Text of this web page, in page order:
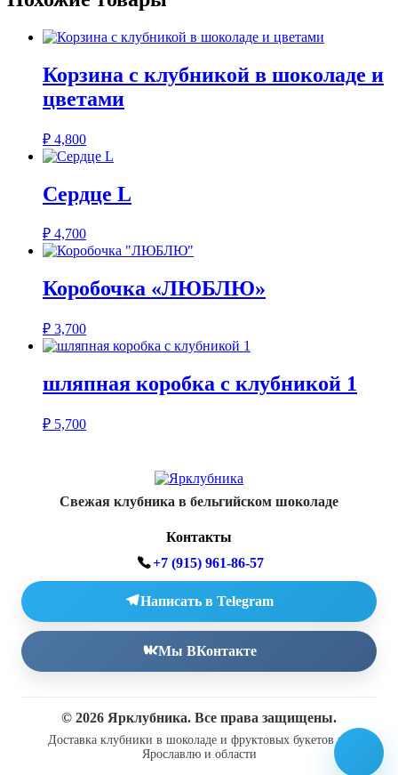
Корзина с клубникой в шоколаде и
цветами
₽ 4,800
Сердце L
₽ 4,700
Коробочка «ЛЮБЛЮ»
₽ 3,700
шляпная коробка с клубникой 1
₽ 5,700
Свежая клубника в бельгийском шоколаде
Контакты
+7 (915) 961-86-57
Написать в Telegram
Мы ВКонтакте
© 2026 Ярклубника. Все права защищены.
Доставка клубники в шоколаде и фруктовых букетов по
Ярославлю и области